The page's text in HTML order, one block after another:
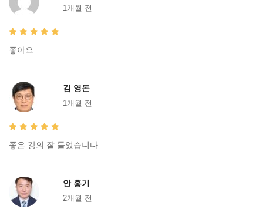
1개월 전
좋아요
김 영돈
1개월 전
좋은 강의 잘 들었습니다
안 홍기
2개월 전